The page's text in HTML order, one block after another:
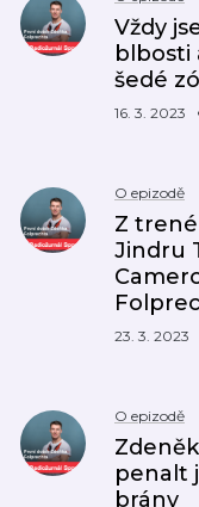
Vždy
blbosti
šedé
16. 3. 2023
O epizodě
Z
Jindru
23. 3. 2023
O epizodě
penalt
brány